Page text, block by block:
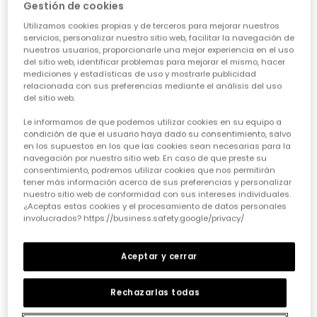
15,95 €
19,95 €
Gestión de cookies
Utilizamos cookies propias y de terceros para mejorar nuestros
servicios, personalizar nuestro sitio web, facilitar la navegación de
nuestros usuarios, proporcionarle una mejor experiencia en el uso
del sitio web, identificar problemas para mejorar el mismo, hacer
mediciones y estadísticas de uso y mostrarle publicidad
relacionada con sus preferencias mediante el análisis del uso
del sitio web.
Le informamos de que podemos utilizar cookies en su equipo a
condición de que el usuario haya dado su consentimiento, salvo
en los supuestos en los que las cookies sean necesarias para la
navegación por nuestro sitio web. En caso de que preste su
consentimiento, podremos utilizar cookies que nos permitirán
tener más información acerca de sus preferencias y personalizar
nuestro sitio web de conformidad con sus intereses individuales.
¿Aceptas estas cookies y el procesamiento de datos personales
involucrados? https://business.safety.google/privacy/
Rechazarlas todas
Aceptar y cerrar